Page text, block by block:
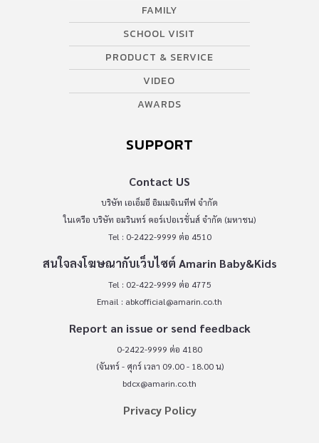
FAMILY
SCHOOL VISIT
PRODUCT & SERVICE
VIDEO
AWARDS
SUPPORT
Contact US
บริษัท เอเอ็มอี อิมเมจิเนทีฟ จำกัด
ในเครือ บริษัท อมรินทร์ คอร์เปอเรชั่นส์ จำกัด (มหาชน)
Tel : 0-2422-9999 ต่อ 4510
สนใจลงโฆษณากับเว็บไซต์ Amarin Baby&Kids
Tel : 02-422-9999 ต่อ 4775
Email : abkofficial@amarin.co.th
Report an issue or send feedback
0-2422-9999 ต่อ 4180
(จันทร์ - ศุกร์ เวลา 09.00 - 18.00 น)
bdcx@amarin.co.th
Privacy Policy